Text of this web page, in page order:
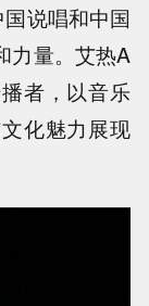
说唱和中国
力量。艾热A
者，以音乐
化魅力展现